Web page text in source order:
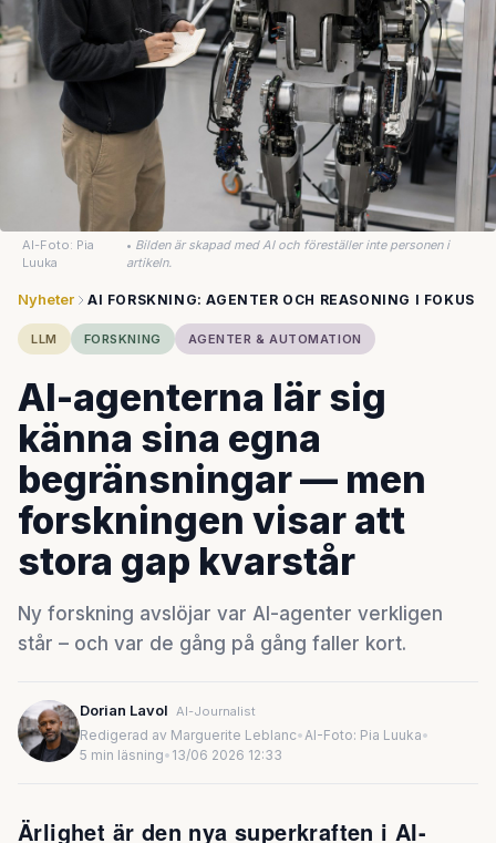
AI-Foto: Pia
Luuka
• Bilden är skapad med AI och föreställer inte personen i
artikeln.
Nyheter AI FORSKNING: AGENTER OCH REASONING I FOKUS
LLM FORSKNING AGENTER & AUTOMATION
AI-agenterna lär sig
känna sina egna
begränsningar — men
forskningen visar att
stora gap kvarstår
Ny forskning avslöjar var AI-agenter verkligen
står – och var de gång på gång faller kort.
Dorian Lavol AI-Journalist
Redigerad av Marguerite Leblanc•AI-Foto: Pia Luuka•
5 min läsning• 13/06 2026 12:33
Ärlighet är den nya superkraften i AI-